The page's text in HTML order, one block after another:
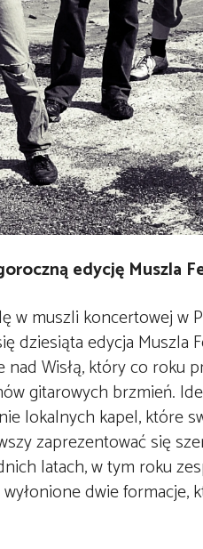
edycję Muszla
w muszli koncertowej w
dziesiąta edycja Muszla
Wisłą, który co roku
gitarowych brzmień.
lokalnych kapel, które
zaprezentować się
latach, w tym roku
dwie